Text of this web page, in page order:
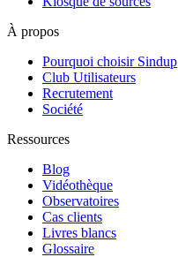
À propos
Pourquoi choisir Sindup
Club Utilisateurs
Recrutement
Société
Ressources
Blog
Vidéothèque
Observatoires
Cas clients
Livres blancs
Glossaire